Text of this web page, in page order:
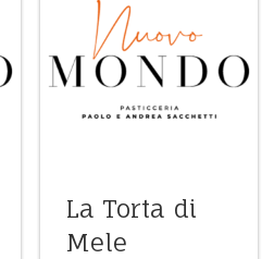
La Torta di
Mele